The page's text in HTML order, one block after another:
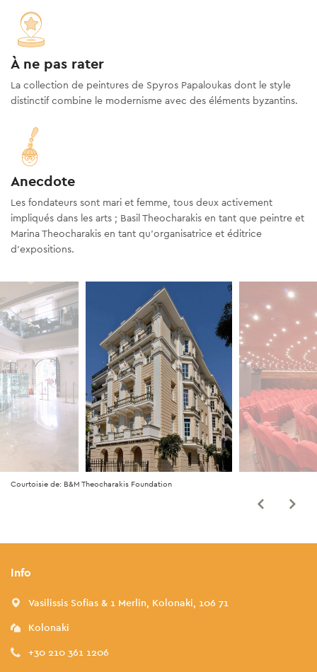
À ne pas rater
La collection de peintures de Spyros Papaloukas dont le style
distinctif combine le modernisme avec des éléments byzantins.
Anecdote
Les fondateurs sont mari et femme, tous deux activement
impliqués dans les arts ; Basil Theocharakis en tant que peintre et
Marina Theocharakis en tant qu’organisatrice et éditrice
d’expositions.
Courtoisie de: B&M Theocharakis Foundation
Info
Vasilissis Sofias & 1 Merlin, Kolonaki, 106 71
Kolonaki
+30 210 361 1206